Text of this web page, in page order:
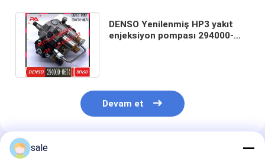
DENSO Yenilenmiş HP3 yakıt
enjeksiyon pompası 294000-
Devam et
Önerilen Ürünler
sale